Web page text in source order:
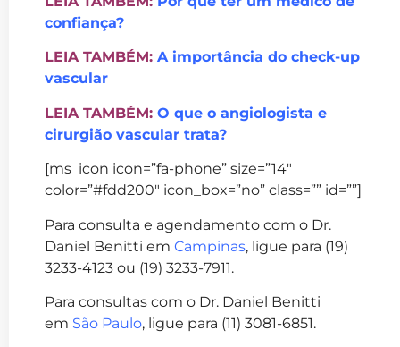
confiança?
LEIA TAMBÉM: A importância do check-up
vascular
LEIA TAMBÉM: O que o angiologista e
cirurgião vascular trata?
[ms_icon icon=”fa-phone” size=”14″
color=”#fdd200″ icon_box=”no” class=”” id=””]
Para consulta e agendamento com o Dr.
Daniel Benitti em Campinas, ligue para (19)
3233-4123 ou (19) 3233-7911.
Para consultas com o Dr. Daniel Benitti
em São Paulo, ligue para (11) 3081-6851.